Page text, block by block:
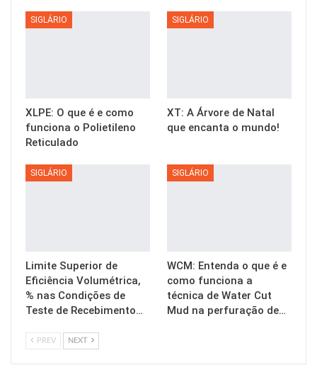
SIGLÁRIO
XLPE: O que é e como
funciona o Polietileno
Reticulado
SIGLÁRIO
XT: A Árvore de Natal
que encanta o mundo!
SIGLÁRIO
Limite Superior de
Eficiência Volumétrica,
% nas Condições de
Teste de Recebimento…
SIGLÁRIO
WCM: Entenda o que é e
como funciona a
técnica de Water Cut
Mud na perfuração de…
PREV NEXT